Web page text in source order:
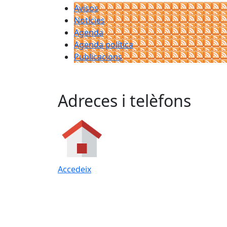
Avisos
Notícies
Agenda
Agenda política
Publicacions
Adreces i telèfons
Accedeix